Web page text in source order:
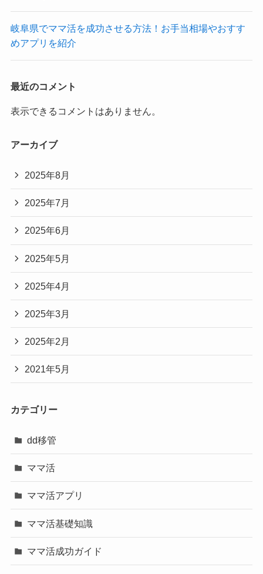
岐阜県でママ活を成功させる方法！お手当相場やおすす
めアプリを紹介
最近のコメント
表示できるコメントはありません。
アーカイブ
2025年8月
2025年7月
2025年6月
2025年5月
2025年4月
2025年3月
2025年2月
2021年5月
カテゴリー
dd移管
ママ活
ママ活アプリ
ママ活基礎知識
ママ活成功ガイド